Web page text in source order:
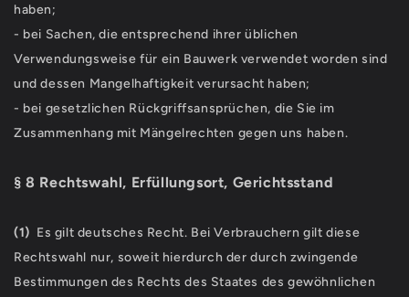
haben;
- bei Sachen, die entsprechend ihrer üblichen
Verwendungsweise für ein Bauwerk verwendet worden sind
und dessen Mangelhaftigkeit verursacht haben;
- bei gesetzlichen Rückgriffsansprüchen, die Sie im
Zusammenhang mit Mängelrechten gegen uns haben.
§ 8 Rechtswahl, Erfüllungsort, Gerichtsstand
(1) Es gilt deutsches Recht. Bei Verbrauchern gilt diese
Rechtswahl nur, soweit hierdurch der durch zwingende
Bestimmungen des Rechts des Staates des gewöhnlichen